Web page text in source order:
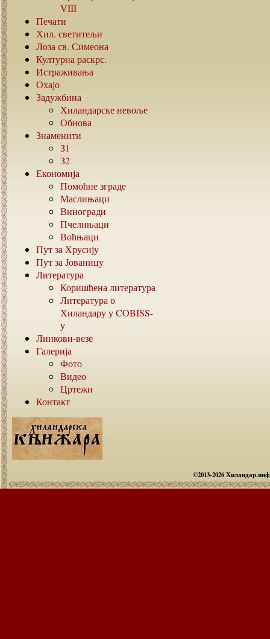
VIII
Печати
Хил. светитељи
Лоза св. Симеона
Културна раскрс.
Истраживања
Охајо
Задужбина
Хиландарске невоље
Обнова
Знаменити
З1
З2
Економија
Помоћне зграде
Маслињаци
Виногради
Пчелињаци
Воћњаци
Пут за Хрусију
Пут за Јованицу
Литература
Коришћена литература
Литература о
Хиландару уCOBISS-
у
Линкови-везе
Галерија
Фото
Видео
Цртежи
Контакт
©2013-2026